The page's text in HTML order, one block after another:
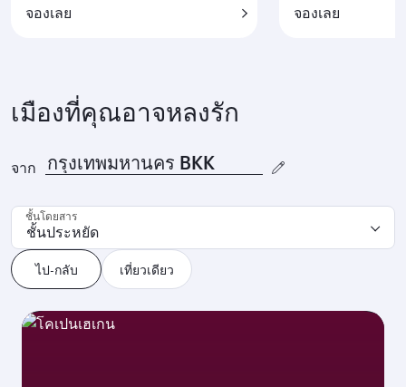
จองเลย จองเลย
เมืองที่คุณอาจหลงรัก
จาก
ไป-กลับ เที่ยวเดียว
ชั้นโดยสาร
ชั้นประหยัด